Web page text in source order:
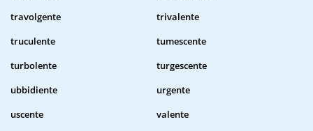
travolgente
trivalente
truculente
tumescente
turbolente
turgescente
ubbidiente
urgente
uscente
valente